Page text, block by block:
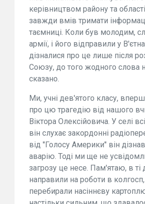
керівництвом району та
завжди вмів тримати
таємниці. Коли був молодим,
армії, і його відправили у
дізналися про це лише після
Союзу, до того жодного слова
сказано.
Ми, учні дев'ятого класу,
про цю трагедію від нашого
Віктора Олексійовича. У селі
він слухає закордонні
від "Голосу Америки" він
аварію. Тоді ми ще не
загрозу це несе. Пам'ятаю, в ті
направили на роботи в
перебирали насіннєву